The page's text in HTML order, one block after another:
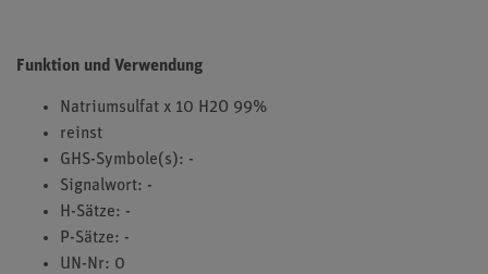
Funktion und Verwendung
Natriumsulfat x 10 H2O 99%
reinst
GHS-Symbole(s): -
Signalwort: -
H-Sätze: -
P-Sätze: -
UN-Nr: 0